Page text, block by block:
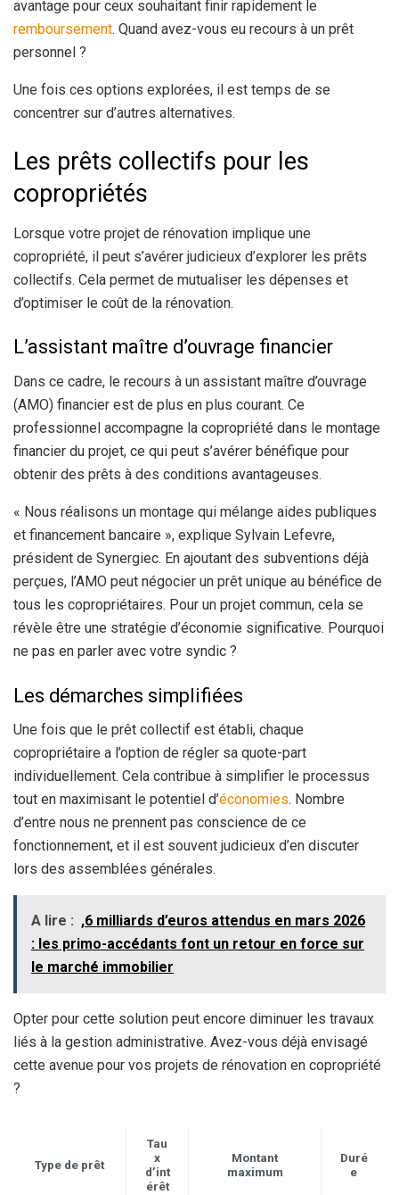
avantage pour ceux souhaitant finir rapidement le
remboursement. Quand avez-vous eu recours à un prêt
personnel ?
Une fois ces options explorées, il est temps de se
concentrer sur d’autres alternatives.
Les prêts collectifs pour les
copropriétés
Lorsque votre projet de rénovation implique une
copropriété, il peut s’avérer judicieux d’explorer les prêts
collectifs. Cela permet de mutualiser les dépenses et
d’optimiser le coût de la rénovation.
L’assistant maître d’ouvrage financier
Dans ce cadre, le recours à un assistant maître d’ouvrage
(AMO) financier est de plus en plus courant. Ce
professionnel accompagne la copropriété dans le montage
financier du projet, ce qui peut s’avérer bénéfique pour
obtenir des prêts à des conditions avantageuses.
« Nous réalisons un montage qui mélange aides publiques
et financement bancaire », explique Sylvain Lefevre,
président de Synergiec. En ajoutant des subventions déjà
perçues, l’AMO peut négocier un prêt unique au bénéfice de
tous les copropriétaires. Pour un projet commun, cela se
révèle être une stratégie d’économie significative. Pourquoi
ne pas en parler avec votre syndic ?
Les démarches simplifiées
Une fois que le prêt collectif est établi, chaque
copropriétaire a l’option de régler sa quote-part
individuellement. Cela contribue à simplifier le processus
tout en maximisant le potentiel d’économies. Nombre
d’entre nous ne prennent pas conscience de ce
fonctionnement, et il est souvent judicieux d’en discuter
lors des assemblées générales.
A lire : ,6 milliards d’euros attendus en mars 2026
: les primo-accédants font un retour en force sur
le marché immobilier
Opter pour cette solution peut encore diminuer les travaux
liés à la gestion administrative. Avez-vous déjà envisagé
cette avenue pour vos projets de rénovation en copropriété
?
Type de prêt
Tau
x
d’int
érêt
Montant
maximum
Duré
e